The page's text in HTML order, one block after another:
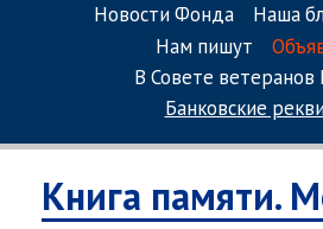
Новости Фонда
Наша
Нам пишут
В Совете
Банковские
Книга памяти.